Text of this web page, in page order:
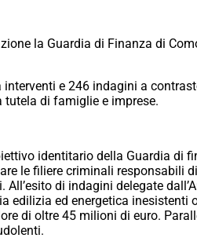
la Guardia di Finanza di
e 246 indagini a
tutela di famiglie e imprese.
identitario della Guardia di
le filiere criminali responsabili
All’esito di indagini delegate
edilizia ed energetica inesistenti
di oltre 45 milioni di euro.